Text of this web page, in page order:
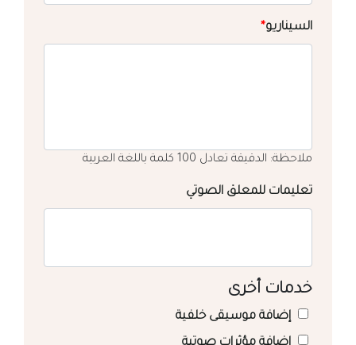
السيناريو*
ملاحظة: الدقيقة تعادل 100 كلمة باللغة العربية
تعليمات للمعلق الصوتي
خدمات أخرى
إضافة موسيقى خلفية